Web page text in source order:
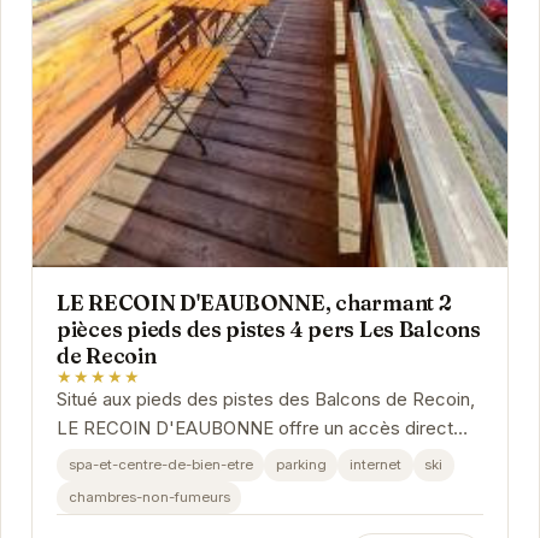
LE RECOIN D'EAUBONNE, charmant 2
pièces pieds des pistes 4 pers Les Balcons
de Recoin
★★★★★
Situé aux pieds des pistes des Balcons de Recoin,
LE RECOIN D'EAUBONNE offre un accès direct
aux joies de la glisse. Cet appartement de 2
spa-et-centre-de-bien-etre parking internet
ski
chambres-non-fumeurs